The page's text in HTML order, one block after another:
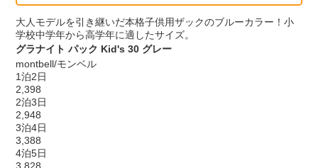
大人モデルを引き継いだ本格子供用ザックのブルーカラー！小
学校中学年から高学年に適したサイズ。
グラナイト パック Kid's 30 グレー
montbell/モンベル
1泊2日
2,398
2泊3日
2,948
3泊4日
3,388
4泊5日
3,828